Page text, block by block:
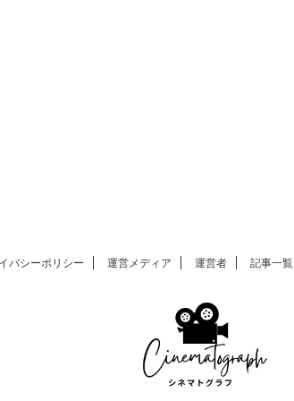
バシーポリシー 運営メディア 運営者 記事一覧